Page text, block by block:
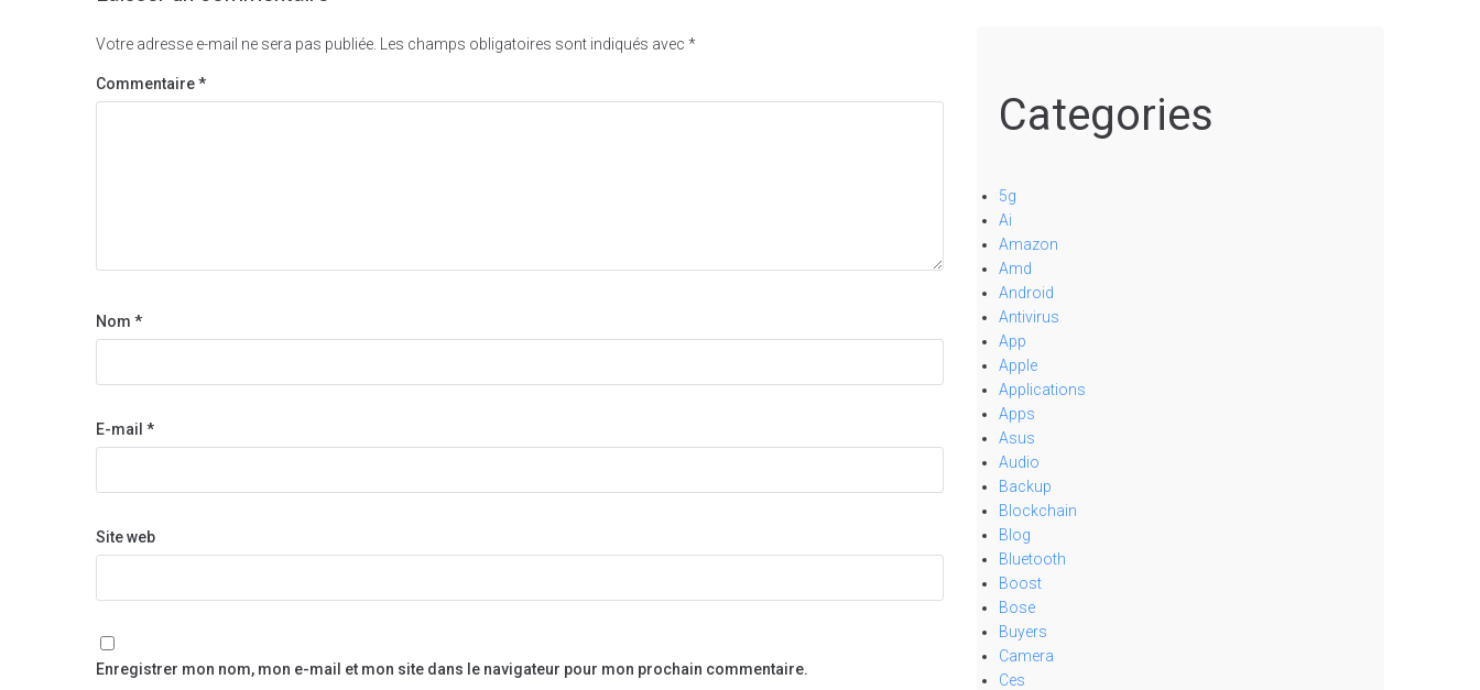
Votre adresse e-mail ne sera pas publiée. Les champs obligatoires sont indiqués avec *
Commentaire*
Nom *
E-mail *
Site web
Enregistrer mon nom, mon e-mail et mon site dans le navigateur pour mon prochain commentaire.
Categories
5g
Ai
Amazon
Amd
Android
Antivirus
App
Apple
Applications
Apps
Asus
Audio
Backup
Blockchain
Blog
Bluetooth
Boost
Bose
Buyers
Camera
Ces